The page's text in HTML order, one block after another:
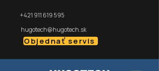
+421 911 619 595
hugotech@hugotech.sk
Objednať servis